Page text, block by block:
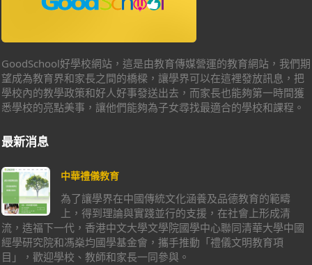
GoodSchool好學校網站，這是由教育傳媒營運的教育網站，我們期
望成為教育界和家長之間的橋樑，讓學界可以在這裡發放訊息，把
學校內的教學政策和好人好事發送出去，而家長也能夠第一時間獲
悉學校的亮點美事，讓他們能夠為子女尋找最適合的學校和課程。
最新消息
中華禮儀教育
為了讓學界在中國傳統文化涵養及品德教育的範疇
上，得到理論與實踐並行的支援，在社會上形成清
流，造福下一代，香港中文大學文學院國學中心聯同清華大學中國
經學研究院和馮燊均國學基金會，攜手推動「禮儀文明教育項
目」，歡迎學校、教師和家長一同參與。